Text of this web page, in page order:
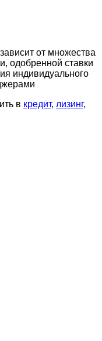
от множества
одобренной ставки
индивидуального
в кредит, лизинг,